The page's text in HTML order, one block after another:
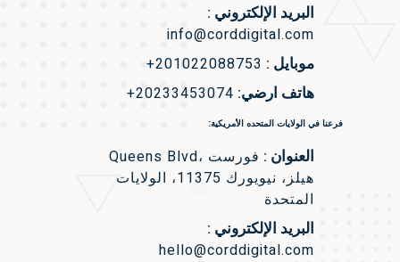
البريد الإلكتروني :
info@corddigital.com
موبايل : +201022088753
هاتف ارضي: +20233453074
فرعنا في الولايات المتحده الأمريكية:
العنوان :
Queens Blvd، فورست
هيلز، نيويورك 11375، الولايات
المتحدة
البريد الإلكتروني :
hello@corddigital.com